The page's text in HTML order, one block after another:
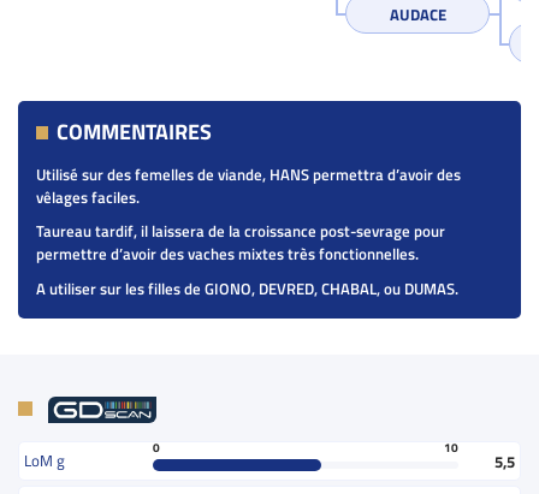
AUDACE
COMMENTAIRES
Utilisé sur des femelles de viande, HANS permettra d’avoir des
vêlages faciles.
Taureau tardif, il laissera de la croissance post-sevrage pour
permettre d’avoir des vaches mixtes très fonctionnelles.
A utiliser sur les filles de GIONO, DEVRED, CHABAL, ou DUMAS.
LoM g
0 10
5,5